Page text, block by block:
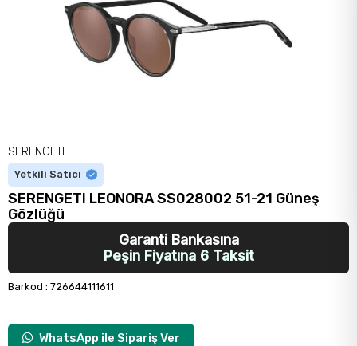
SERENGETI
Yetkili Satıcı
SERENGETI LEONORA SS028002 51-21 Güneş
Gözlüğü
Garanti Bankasına
Peşin Fiyatına 6 Taksit
Barkod : 726644111611
WhatsApp ile Sipariş Ver